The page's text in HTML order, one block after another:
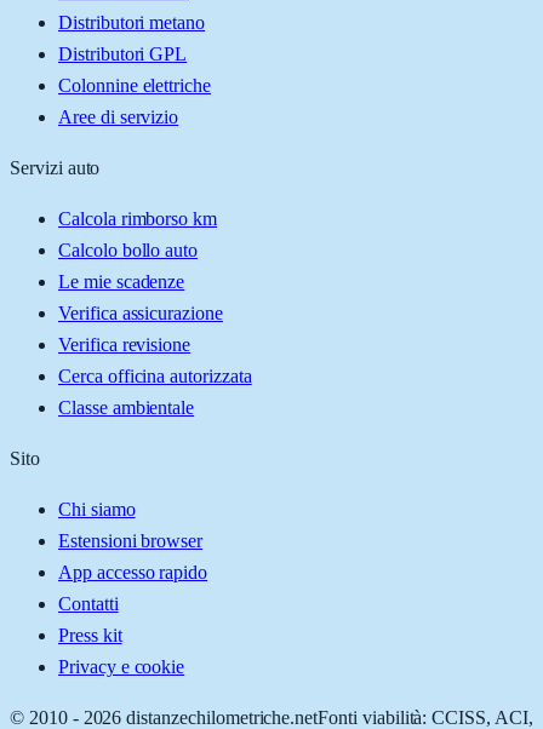
Distributori metano
Distributori GPL
Colonnine elettriche
Aree di servizio
Servizi auto
Calcola rimborso km
Calcolo bollo auto
Le mie scadenze
Verifica assicurazione
Verifica revisione
Cerca officina autorizzata
Classe ambientale
Sito
Chi siamo
Estensioni browser
App accesso rapido
Contatti
Press kit
Privacy e cookie
© 2010 - 2026 distanzechilometriche.netFonti viabilità: CCISS, ACI,